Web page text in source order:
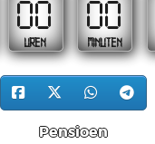
00
UREN
00
MINUTEN
Pensioen